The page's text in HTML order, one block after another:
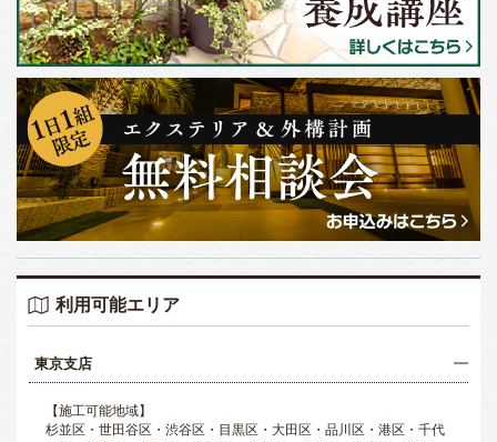
利用可能エリア
東京支店
【施工可能地域】
杉並区・世田谷区・渋谷区・目黒区・大田区・品川区・港区・千代